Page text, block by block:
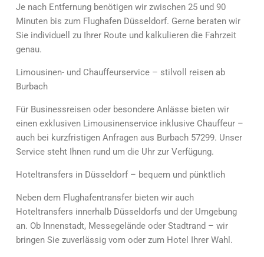
Je nach Entfernung benötigen wir zwischen 25 und 90
Minuten bis zum Flughafen Düsseldorf. Gerne beraten wir
Sie individuell zu Ihrer Route und kalkulieren die Fahrzeit
genau.
Limousinen- und Chauffeurservice – stilvoll reisen ab
Burbach
Für Businessreisen oder besondere Anlässe bieten wir
einen exklusiven Limousinenservice inklusive Chauffeur –
auch bei kurzfristigen Anfragen aus Burbach 57299. Unser
Service steht Ihnen rund um die Uhr zur Verfügung.
Hoteltransfers in Düsseldorf – bequem und pünktlich
Neben dem Flughafentransfer bieten wir auch
Hoteltransfers innerhalb Düsseldorfs und der Umgebung
an. Ob Innenstadt, Messegelände oder Stadtrand – wir
bringen Sie zuverlässig vom oder zum Hotel Ihrer Wahl.